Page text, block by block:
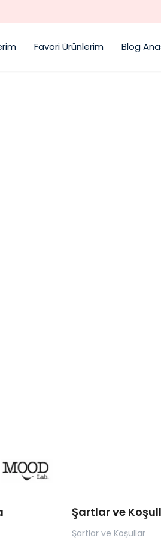
MOOD SEZONU AÇILDI !!!
Favori Ürünlerim Blog
Şartlar ve
Şartlar ve Koşullar